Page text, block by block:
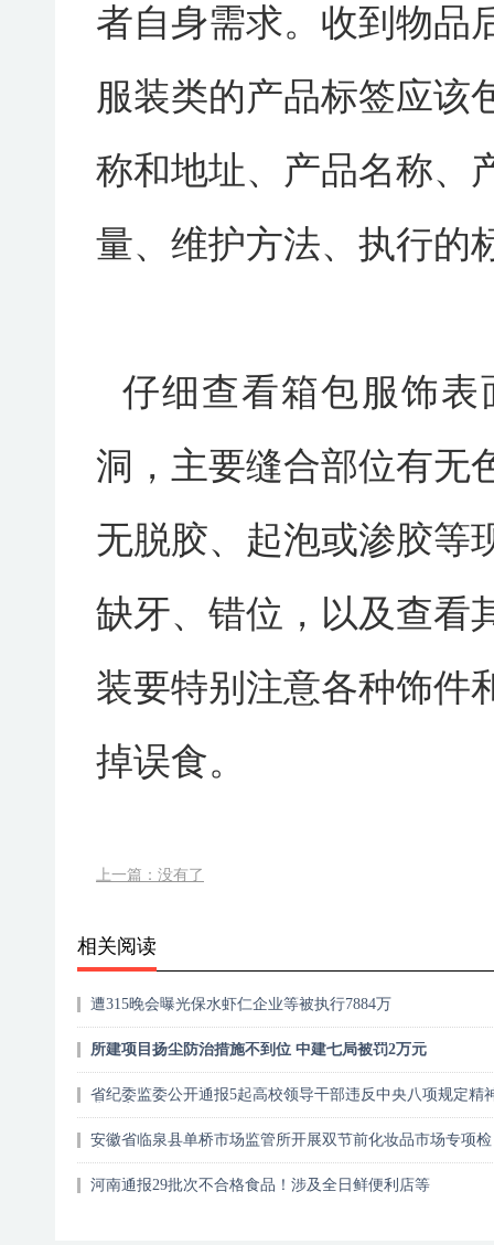
者自身需求。收到物品
服装类的产品标签应该
称和地址、产品名称、
量、维护方法、执行的
仔细查看箱包服饰
洞，主要缝合部位有无
无脱胶、起泡或渗胶等
缺牙、错位，以及查看
装要特别注意各种饰件
掉误食。
上一篇：没有了
相关阅读
遭315晚会曝光保水虾仁企业等被执行7884万
所建项目扬尘防治措施不到位 中建七局被罚2万元
省纪委监委公开通报5起高校领导干部违反中央八项规定精
安徽省临泉县单桥市场监管所开展双节前化妆品市场专项检
河南通报29批次不合格食品！涉及全日鲜便利店等